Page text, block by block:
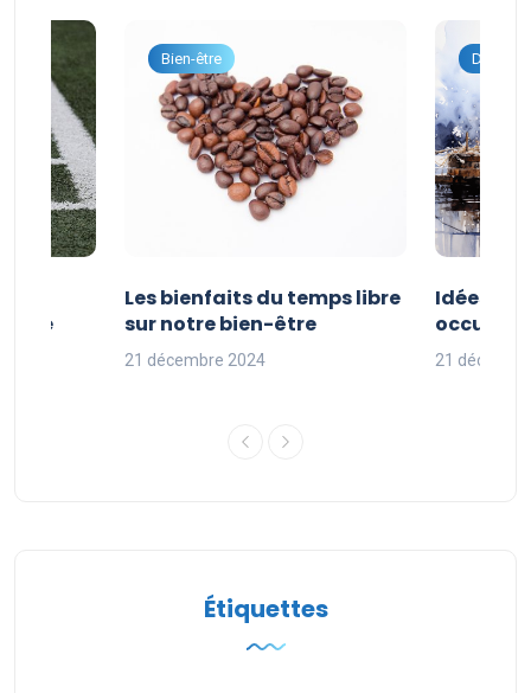
faire
Bien-être
Les bienfaits du temps libre
sur notre bien-être
21 décembre 2024
Idées
occuper
21
Étiquettes